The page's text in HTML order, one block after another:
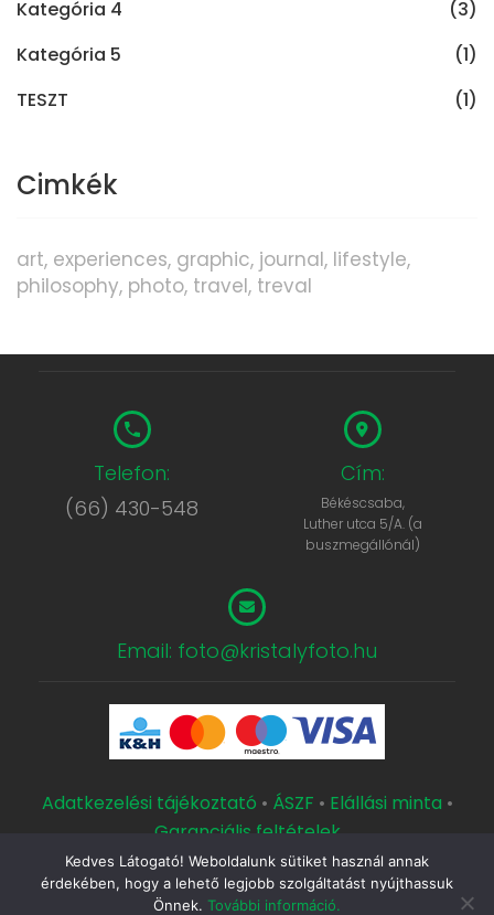
Kategória 4
(3)
Kategória 5
(1)
TESZT
(1)
Cimkék
art experiences graphic journal lifestyle
philosophy photo travel treval
Telefon:
(66) 430-548
Cím:
Békéscsaba,
Luther utca 5/A. (a
buszmegállónál)
Email: foto@kristalyfoto.hu
Adatkezelési tájékoztató • ÁSZF • Elállási minta •
Garanciális feltételek
Copyright © 2000 Kristály Fotószaküzlet és Műterem.
Készítette aCsabaInformatika.NET
Kedves Látogató! Weboldalunk sütiket használ annak
érdekében, hogy a lehető legjobb szolgáltatást nyújthassuk
Önnek. További információ.